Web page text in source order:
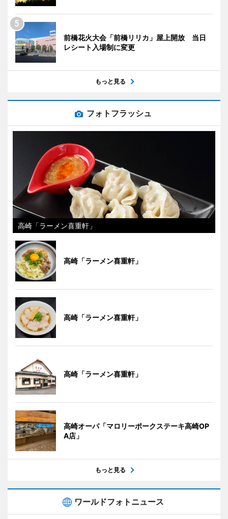
前橋花火大会「前橋リリカ」屋上開放 当日
レシート入場制に変更
もっと見る
フォトフラッシュ
高崎「ラーメン喜重軒」
高崎「ラーメン喜重軒」
高崎「ラーメン喜重軒」
高崎「ラーメン喜重軒」
高崎オーパ「マロリーポークステーキ高崎OP
A店」
もっと見る
ワールドフォトニュース